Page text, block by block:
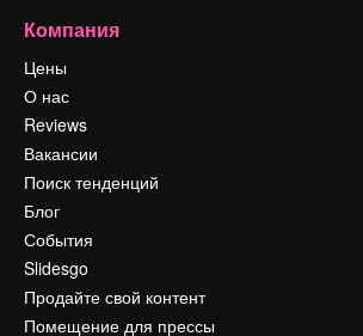
Компания
Цены
О нас
Reviews
Вакансии
Поиск тенденций
Блог
События
Slidesgo
Продайте свой контент
Помещение для прессы